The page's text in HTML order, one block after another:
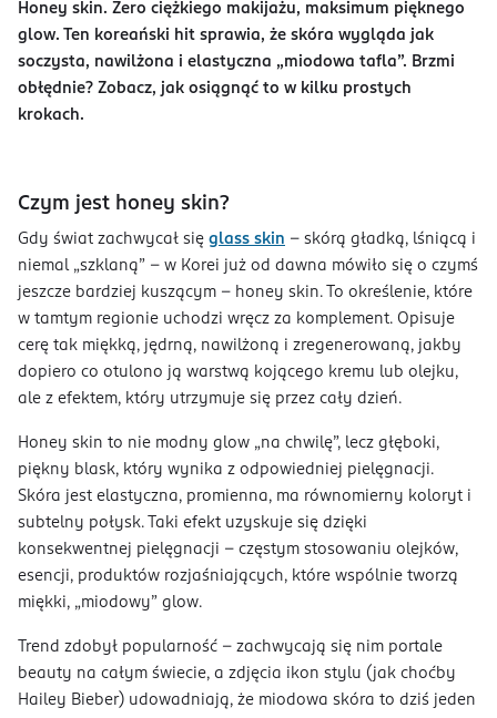
Honey skin. Zero ciężkiego makijażu, maksimum pięknego
glow. Ten koreański hit sprawia, że skóra wygląda jak
soczysta, nawilżona i elastyczna „miodowa tafla”. Brzmi
obłędnie? Zobacz, jak osiągnąć to w kilku prostych
krokach.
Czym jest honey skin?
Gdy świat zachwycał się glass skin – skórą gładką, lśniącą i
niemal „szklaną” – w Korei już od dawna mówiło się o czymś
jeszcze bardziej kuszącym – honey skin. To określenie, które
w tamtym regionie uchodzi wręcz za komplement. Opisuje
cerę tak miękką, jędrną, nawilżoną i zregenerowaną, jakby
dopiero co otulono ją warstwą kojącego kremu lub olejku,
ale z efektem, który utrzymuje się przez cały dzień.
Honey skin to nie modny glow „na chwilę”, lecz głęboki,
piękny blask, który wynika z odpowiedniej pielęgnacji.
Skóra jest elastyczna, promienna, ma równomierny koloryt i
subtelny połysk. Taki efekt uzyskuje się dzięki
konsekwentnej pielęgnacji – częstym stosowaniu olejków,
esencji, produktów rozjaśniających, które wspólnie tworzą
miękki, „miodowy” glow.
Trend zdobył popularność – zachwycają się nim portale
beauty na całym świecie, a zdjęcia ikon stylu (jak choćby
Hailey Bieber) udowadniają, że miodowa skóra to dziś jeden